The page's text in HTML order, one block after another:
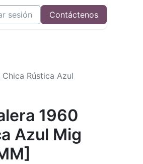
sesión Contáctenos
Rústica Azul
1960
Azul Mig